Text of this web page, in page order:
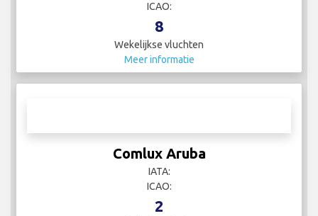
ICAO:
8
Wekelijkse vluchten
Meer informatie
Comlux Aruba
IATA:
ICAO:
2